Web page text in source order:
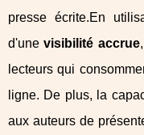
presse écrite.En
d'unevisibilité accrue
lecteurs qui
ligne. De plus, la
aux auteurs de